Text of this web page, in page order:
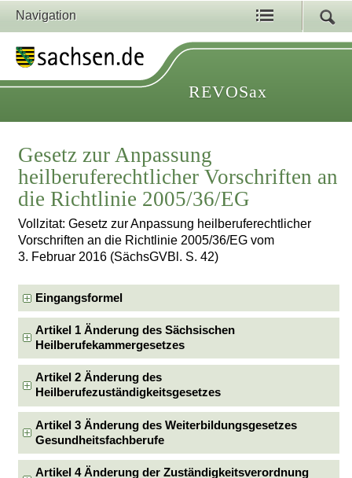
Navigation
REVOSax
Gesetz zur Anpassung
heilberuferechtlicher Vorschriften an
die Richtlinie 2005/36/EG
Vollzitat: Gesetz zur Anpassung heilberuferechtlicher
Vorschriften an die Richtlinie 2005/36/EG vom
3. Februar 2016 (SächsGVBl. S. 42)
Eingangsformel
Artikel 1 Änderung des Sächsischen
Heilberufekammergesetzes
Artikel 2 Änderung des
Heilberufezuständigkeitsgesetzes
Artikel 3 Änderung des Weiterbildungsgesetzes
Gesundheitsfachberufe
Artikel 4 Änderung der Zuständigkeitsverordnung